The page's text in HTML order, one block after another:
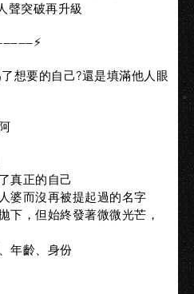
聲突破再升級
想要的自己?還是填滿他人眼
真正的自己
婆而沒再被提起過的名字
下，但始終發著微微光芒，
年齡、身份